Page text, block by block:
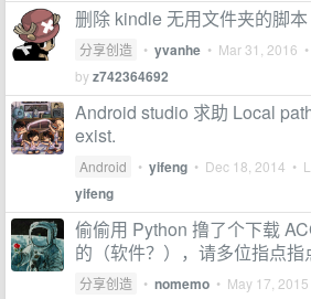
删除 kindle 无用文件夹的脚本
分享创造 • yvanhe • Mar 31, 2016
byz742364692
Android studio 求助 Local
exist.
Android • yifeng • Dec 18, 2014 •
yifeng
偷偷用 Python 撸了个下载
的（软件？），请多位指点指
分享创造 • nomemo • May 17, 2015